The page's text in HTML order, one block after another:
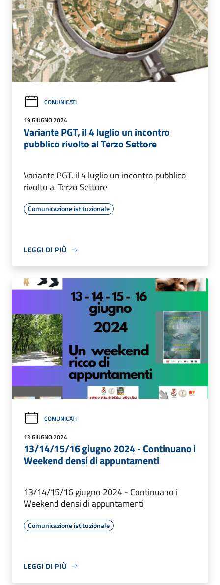
COMUNICATI
19 GIUGNO 2024
Variante PGT, il 4 luglio un incontro
pubblico rivolto al Terzo Settore
Variante PGT, il 4 luglio un incontro pubblico
rivolto al Terzo Settore
Comunicazione istituzionale
LEGGI DI PIÙ
COMUNICATI
13 GIUGNO 2024
13/14/15/16 giugno 2024 - Continuano i
Weekend densi di appuntamenti
13/14/15/16 giugno 2024 - Continuano i
Weekend densi di appuntamenti
Comunicazione istituzionale
LEGGI DI PIÙ